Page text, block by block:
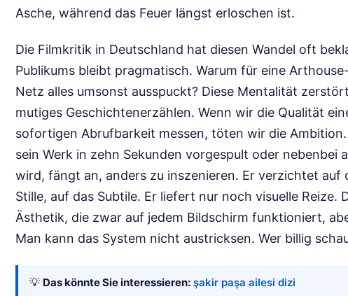
Asche, während das Feuer längst erloschen ist.
Die Filmkritik in Deutschland hat diesen Wandel oft
Publikums bleibt pragmatisch. Warum für eine
Netz alles umsonst ausspuckt? Diese Mentalität
mutiges Geschichtenerzählen. Wenn wir die Qualität
sofortigen Abrufbarkeit messen, töten wir die Ambition.
sein Werk in zehn Sekunden vorgespult oder nebenbei
wird, fängt an, anders zu inszenieren. Er verzichtet auf
Stille, auf das Subtile. Er liefert nur noch visuelle Reize.
Ästhetik, die zwar auf jedem Bildschirm funktioniert,
Man kann das System nicht austricksen. Wer billig
💡 Das könnte Sie interessieren: şakir paşa ailesi dizi